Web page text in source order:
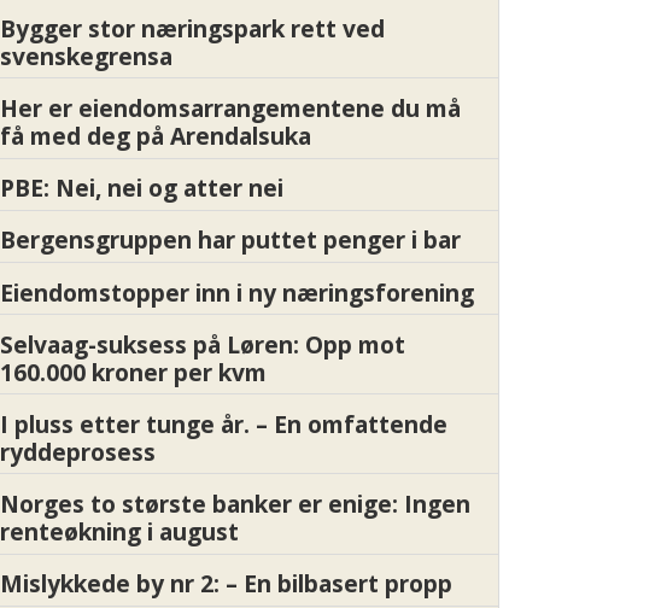
Bygger stor næringspark rett ved
svenskegrensa
Her er eiendomsarrangementene du må
få med deg på Arendalsuka
PBE: Nei, nei og atter nei
Bergensgruppen har puttet penger i bar
Eiendomstopper inn i ny næringsforening
Selvaag-suksess på Løren: Opp mot
160.000 kroner per kvm
I pluss etter tunge år. – En omfattende
ryddeprosess
Norges to største banker er enige: Ingen
renteøkning i august
Mislykkede by nr 2: – En bilbasert propp